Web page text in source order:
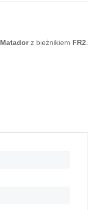
Matadorz bieżnikiem FR2.